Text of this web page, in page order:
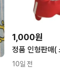
1,000원
정품 인형판매(
10일 전